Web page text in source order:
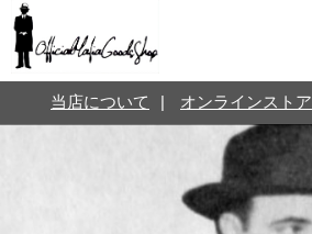
当店について オンラインストア
オンラインストア
お問い合わせ
言葉のお医者さん